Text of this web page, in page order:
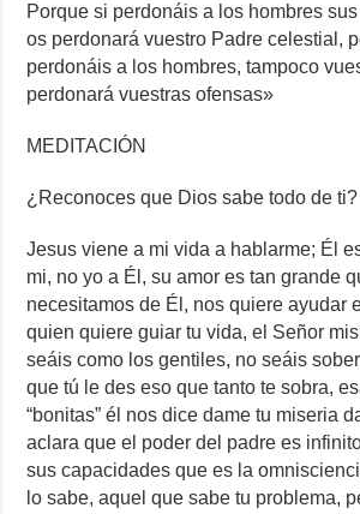
Porque si perdonáis a los hombres
os perdonará vuestro Padre celestial,
perdonáis a los hombres, tampoco
perdonará vuestras ofensas»
MEDITACIÓN
¿Reconoces que Dios sabe todo de ti?
Jesus viene a mi vida a hablarme; Él
mi, no yo a Él, su amor es tan grande
necesitamos de Él, nos quiere ayudar
quien quiere guiar tu vida, el Señor
seáis como los gentiles, no seáis
que tú le des eso que tanto te sobra,
“bonitas” él nos dice dame tu miseria
aclara que el poder del padre es
sus capacidades que es la
lo sabe, aquel que sabe tu problema,